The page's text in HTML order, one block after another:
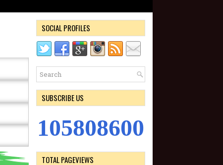
SOCIAL PROFILES
SUBSCRIBE US
105808600
TOTAL PAGEVIEWS